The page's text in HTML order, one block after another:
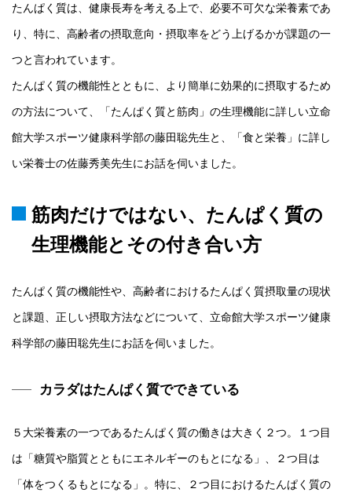
たんぱく質は、健康長寿を考える上で、必要不可欠な栄養素であ
り、特に、高齢者の摂取意向・摂取率をどう上げるかが課題の一
つと言われています。
たんぱく質の機能性とともに、より簡単に効果的に摂取するため
の方法について、「たんぱく質と筋肉」の生理機能に詳しい立命
館大学スポーツ健康科学部の藤田聡先生と、「食と栄養」に詳し
い栄養士の佐藤秀美先生にお話を伺いました。
筋肉だけではない、たんぱく質の
生理機能とその付き合い方
たんぱく質の機能性や、高齢者におけるたんぱく質摂取量の現状
と課題、正しい摂取方法などについて、立命館大学スポーツ健康
科学部の藤田聡先生にお話を伺いました。
カラダはたんぱく質でできている
５大栄養素の一つであるたんぱく質の働きは大きく２つ。１つ目
は「糖質や脂質とともにエネルギーのもとになる」、２つ目は
「体をつくるもとになる」。特に、２つ目におけるたんぱく質の